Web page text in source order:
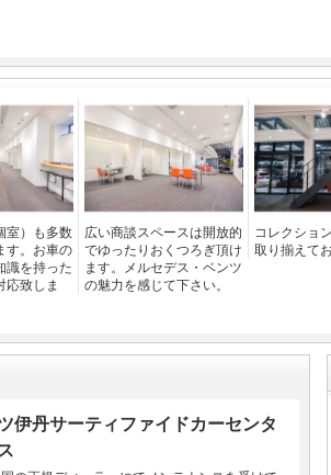
室）も多数
す。お車の
識を持った
応致しま
広い商談スペースは開放的
でゆったりおくつろぎ頂け
ます。メルセデス・ベンツ
の魅力を感じて下さい。
コレクショ
取り揃えて
伊丹サーティファイドカーセンタ